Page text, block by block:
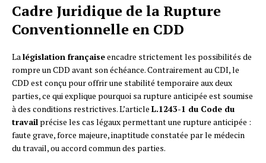
Cadre Juridique de la Rupture
Conventionnelle en CDD
La législation françaiseencadre strictement les possibilités de
rompre un CDD avant son échéance. Contrairement au CDI, le
CDD est conçu pour offrir une stabilité temporaire aux deux
parties, ce qui explique pourquoi sa rupture anticipée est soumise
à des conditions restrictives. L’article L.1243-1 du Code du
travail précise les cas légaux permettant une rupture anticipée :
faute grave, force majeure, inaptitude constatée par le médecin
du travail, ou accord commun des parties.